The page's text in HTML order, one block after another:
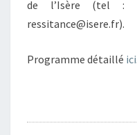
de l’Isère (tel :
ressitance@isere.fr).
Programme détaillé ici.